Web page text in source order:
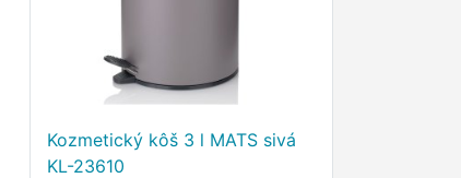
Kozmetický kôš 3 l MATS sivá
KL-23610